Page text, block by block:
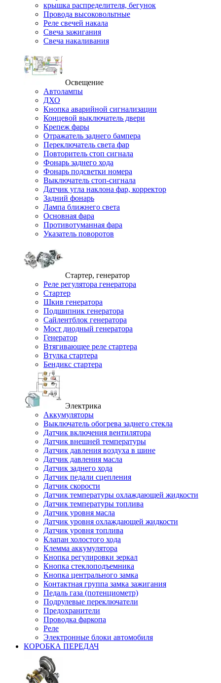
крышка распределителя, бегунок
Провода высоковольтные
Реле свечей накала
Свеча зажигания
Свеча накаливания
Освещение
Автолампы
ДХО
Кнопка аварийной сигнализации
Концевой выключатель двери
Крепеж фары
Отражатель заднего бампера
Переключатель света фар
Повторитель стоп сигнала
Фонарь заднего хода
Фонарь подсветки номера
Выключатель стоп-сигнала
Датчик угла наклона фар, корректор
Задний фонарь
Лампа ближнего света
Основная фара
Противотуманная фара
Указатель поворотов
Стартер, генератор
Реле регулятора генератора
Стартер
Шкив генератора
Подшипник генератора
Сайлентблок генератора
Мост диодный генератора
Генератор
Втягивающее реле стартера
Втулка стартера
Бендикс стартера
Электрика
Аккумуляторы
Выключатель обогрева заднего стекла
Датчик включения вентилятора
Датчик внешней температуры
Датчик давления воздуха в шине
Датчик давления масла
Датчик заднего хода
Датчик педали сцепления
Датчик скорости
Датчик температуры охлаждающей жидкости
Датчик температуры топлива
Датчик уровня масла
Датчик уровня охлаждающей жидкости
Датчик уровня топлива
Клапан холостого хода
Клемма аккумулятора
Кнопка регулировки зеркал
Кнопка стеклоподъемника
Кнопка центрального замка
Контактная группа замка зажигания
Педаль газа (потенциометр)
Подрулевые переключатели
Предохранители
Проводка фаркопа
Реле
Электронные блоки автомобиля
КОРОБКА ПЕРЕДАЧ